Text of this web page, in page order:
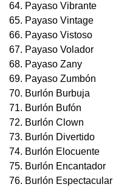
64. Payaso Vibrante
65. Payaso Vintage
66. Payaso Vistoso
67. Payaso Volador
68. Payaso Zany
69. Payaso Zumbón
70. Burlón Burbuja
71. Burlón Bufón
72. Burlón Clown
73. Burlón Divertido
74. Burlón Elocuente
75. Burlón Encantador
76. Burlón Espectacular